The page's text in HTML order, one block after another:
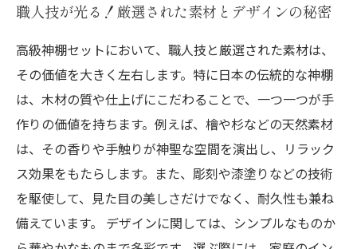
職人技が光る！厳選された素材とデザインの秘密
高級神棚セットにおいて、職人技と厳選された素材は、
その価値を大きく左右します。特に日本の伝統的な神棚
は、木材の質や仕上げにこだわることで、一つ一つが手
作りの価値を持ちます。例えば、檜や杉などの天然素材
は、その香りや手触りが神聖な空間を演出し、リラック
ス効果をもたらします。また、彫刻や漆塗りなどの技術
を駆使して、見た目の美しさだけでなく、耐久性も兼ね
備えています。 デザインに関しては、シンプルなものか